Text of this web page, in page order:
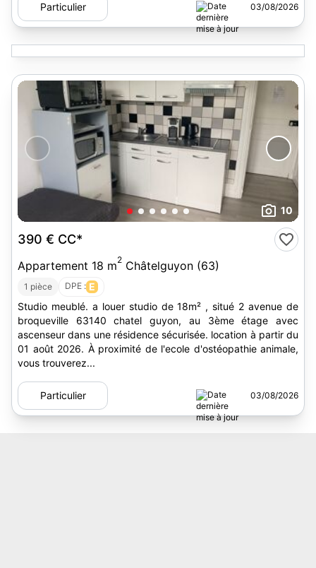
Particulier 03/08/2026
10
390 € CC*
Appartement 18 m2 Châtelguyon (63)
1 pièce DPE : E
Studio meublé. a louer studio de 18m² , situé 2 avenue de
broqueville 63140 chatel guyon, au 3ème étage avec
ascenseur dans une résidence sécurisée. location à partir du
01 août 2026. À proximité de l'ecole d'ostéopathie animale,
vous trouverez...
Particulier 03/08/2026